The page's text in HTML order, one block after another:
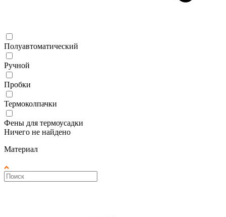
Полуавтоматический
Ручной
Пробки
Термоколпачки
Фены для термоусадки
Ничего не найдено
Материал